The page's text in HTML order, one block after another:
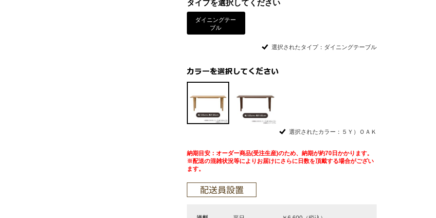
タイプを選択してください
ダイニングテー
ブル
選択されたタイプ：ダイニングテーブル
選択されたカラー：５Ｙ）ＯＡＫ
納期目安：オーダー商品(受注生産)のため、納期が約70日かかります。
※配送の混雑状況等によりお届けにさらに日数を頂戴する場合がござい
ます。